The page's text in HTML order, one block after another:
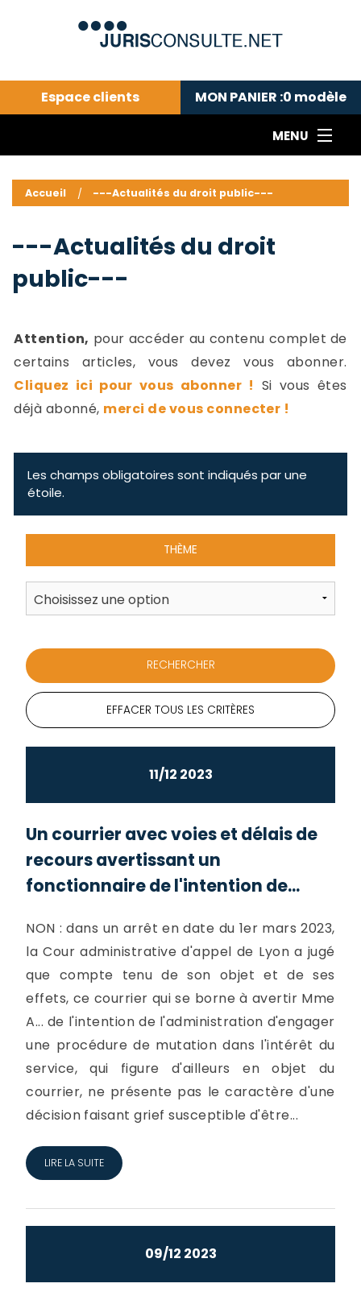
Espace clients MON PANIER :0 modèle
MENU
---Actualités du droit public---
Droit pénal---
Droit privé ---
Abonnement aux actualités
Accueil ---Actualités du droit public---
---Actualités du droit
public---
Attention, pour accéder au contenu complet de
certains articles, vous devez vous abonner.
Cliquez ici pour vous abonner ! Si vous êtes
déjà abonné, merci de vous connecter !
Les champs obligatoires sont indiqués par une
étoile.
THÈME
EFFACER TOUS LES CRITÈRES
11/12 2023
Un courrier avec voies et délais de
recours avertissant un
fonctionnaire de l'intention de...
NON : dans un arrêt en date du 1er mars 2023,
la Cour administrative d'appel de Lyon a jugé
que compte tenu de son objet et de ses
effets, ce courrier qui se borne à avertir Mme
A... de l'intention de l'administration d'engager
une procédure de mutation dans l'intérêt du
service, qui figure d'ailleurs en objet du
courrier, ne présente pas le caractère d'une
décision faisant grief susceptible d'être...
LIRE LA SUITE
09/12 2023